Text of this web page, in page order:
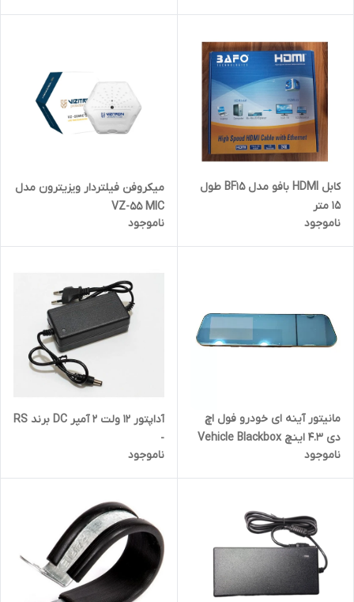
کابل HDMI بافو مدل BF15 طول
15 متر
ناموجود
میکروفن فیلتردار ویزیترون مدل
VZ-55 MIC
ناموجود
مانیتور آینه ای خودرو فول اچ
دی 4.3 اینچ Vehicle Blackbox
DVR
ناموجود
آداپتور 12 ولت 2 آمپر DC برند RS
-
ناموجود